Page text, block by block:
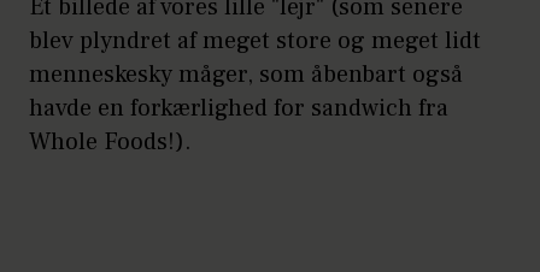
Et billede af vores lille "lejr" (som senere
blev plyndret af meget store og meget lidt
menneskesky måger, som åbenbart også
havde en forkærlighed for sandwich fra
Whole Foods!).